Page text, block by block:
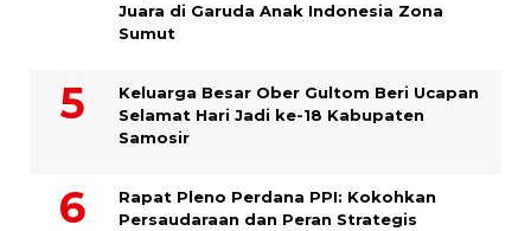
Juara di Garuda Anak Indonesia Zona
Sumut
Keluarga Besar Ober Gultom Beri Ucapan
Selamat Hari Jadi ke-18 Kabupaten
Samosir
Rapat Pleno Perdana PPI: Kokohkan
Persaudaraan dan Peran Strategis